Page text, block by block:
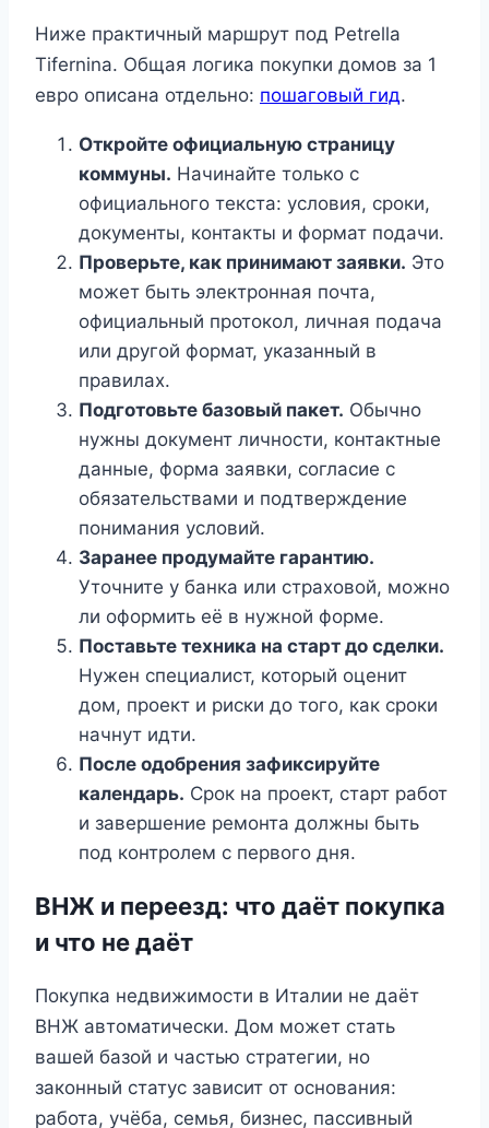
Ниже практичный маршрут под Petrella
Tifernina. Общая логика покупки домов за 1
евро описана отдельно: пошаговый гид.
Откройте официальную страницу
коммуны. Начинайте только с
официального текста: условия, сроки,
документы, контакты и формат подачи.
Проверьте, как принимают заявки. Это
может быть электронная почта,
официальный протокол, личная подача
или другой формат, указанный в
правилах.
Подготовьте базовый пакет. Обычно
нужны документ личности, контактные
данные, форма заявки, согласие с
обязательствами и подтверждение
понимания условий.
Заранее продумайте гарантию.
Уточните у банка или страховой, можно
ли оформить её в нужной форме.
Поставьте техника на старт до сделки.
Нужен специалист, который оценит
дом, проект и риски до того, как сроки
начнут идти.
После одобрения зафиксируйте
календарь. Срок на проект, старт работ
и завершение ремонта должны быть
под контролем с первого дня.
ВНЖ и переезд: что даёт покупка
и что не даёт
Покупка недвижимости в Италии не даёт
ВНЖ автоматически. Дом может стать
вашей базой и частью стратегии, но
законный статус зависит от основания:
работа, учёба, семья, бизнес, пассивный